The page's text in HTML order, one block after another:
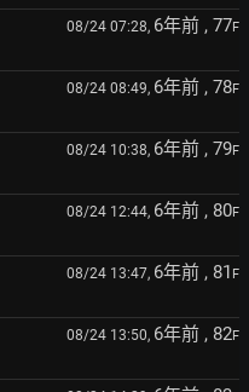
08/24 07:28, 6年前 , 77F
08/24 08:49, 6年前 , 78F
08/24 10:38, 6年前 , 79F
08/24 12:44, 6年前 , 80F
08/24 13:47, 6年前 , 81 F
08/24 13:50, 6年前 , 82F